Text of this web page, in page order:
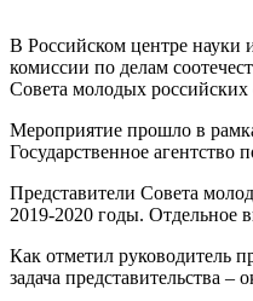
В Российском центре науки
комиссии по делам
Совета молодых российских
Мероприятие прошло в
Государственное
Представители Совета
2019-2020 годы. Отдельное
Как отметил руководитель
задача представительства